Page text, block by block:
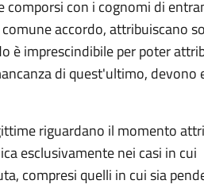
comporsi con i cognomi di
accordo, attribuiscano
è imprescindibile per poter
di quest'ultimo, devono
riguardano il momento
esclusivamente nei casi in cui
compresi quelli in cui sia